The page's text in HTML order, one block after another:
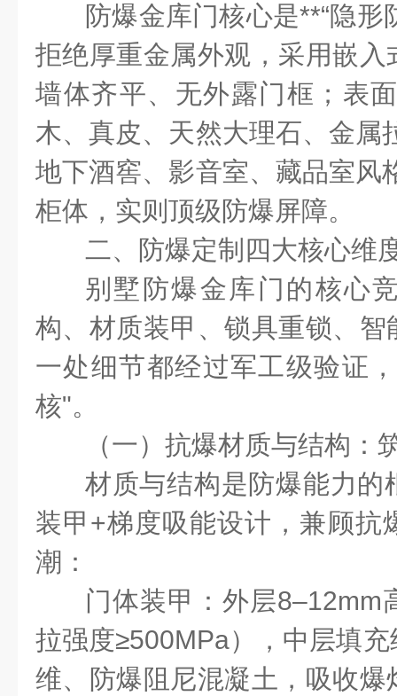
防爆金库门核心是**“隐形
拒绝厚重金属外观，采用嵌
墙体齐平、无外露门框；表
木、真皮、天然大理石、金属
地下酒窖、影音室、藏品室风
柜体，实则顶级防爆屏障。
二、防爆定制四大核心维
别墅防爆金库门的核心
构、材质装甲、锁具重锁、
一处细节都经过军工级验证
核"。
（一）抗爆材质与结构：
材质与结构是防爆能力的
装甲 +梯度吸能设计，兼顾抗
潮：
门体装甲：外层8–12mm
拉强度≥500MPa），中层填
维、防爆阻尼混凝土，吸收